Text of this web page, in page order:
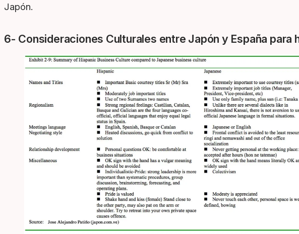
Japón.
6- Consideraciones Culturales entre Japón y España para